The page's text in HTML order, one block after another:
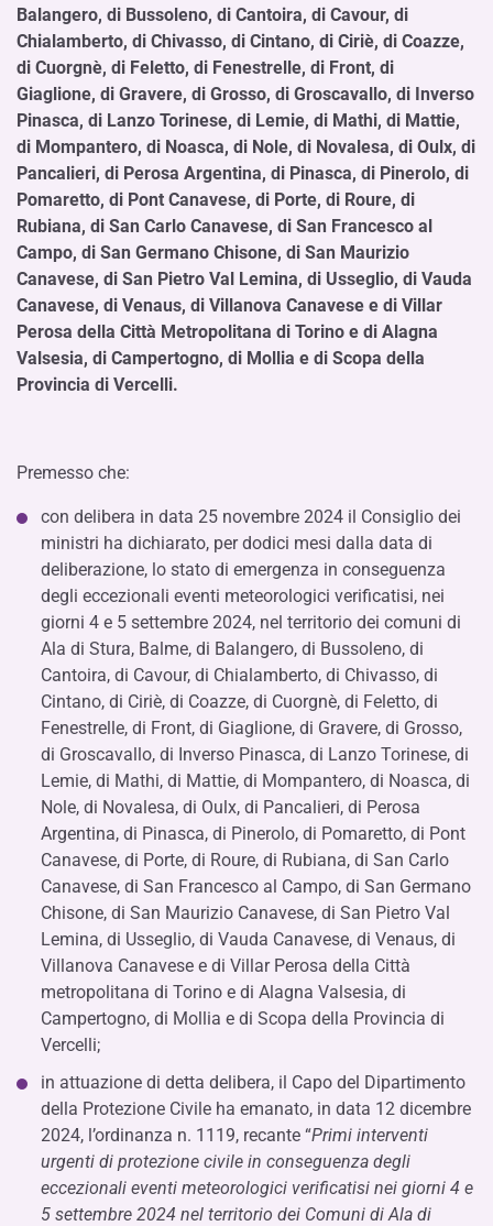
Balangero, di Bussoleno, di Cantoira, di Cavour, di
Chialamberto, di Chivasso, di Cintano, di Ciriè, di Coazze,
di Cuorgnè, di Feletto, di Fenestrelle, di Front, di
Giaglione, di Gravere, di Grosso, di Groscavallo, di Inverso
Pinasca, di Lanzo Torinese, di Lemie, di Mathi, di Mattie,
di Mompantero, di Noasca, di Nole, di Novalesa, di Oulx, di
Pancalieri, di Perosa Argentina, di Pinasca, di Pinerolo, di
Pomaretto, di Pont Canavese, di Porte, di Roure, di
Rubiana, di San Carlo Canavese, di San Francesco al
Campo, di San Germano Chisone, di San Maurizio
Canavese, di San Pietro Val Lemina, di Usseglio, di Vauda
Canavese, di Venaus, di Villanova Canavese e di Villar
Perosa della Città Metropolitana di Torino e di Alagna
Valsesia, di Campertogno, di Mollia e di Scopa della
Provincia di Vercelli.
Premesso che:
con delibera in data 25 novembre 2024 il Consiglio dei
ministri ha dichiarato, per dodici mesi dalla data di
deliberazione, lo stato di emergenza in conseguenza
degli eccezionali eventi meteorologici verificatisi, nei
giorni 4 e 5 settembre 2024, nel territorio dei comuni di
Ala di Stura, Balme, di Balangero, di Bussoleno, di
Cantoira, di Cavour, di Chialamberto, di Chivasso, di
Cintano, di Ciriè, di Coazze, di Cuorgnè, di Feletto, di
Fenestrelle, di Front, di Giaglione, di Gravere, di Grosso,
di Groscavallo, di Inverso Pinasca, di Lanzo Torinese, di
Lemie, di Mathi, di Mattie, di Mompantero, di Noasca, di
Nole, di Novalesa, di Oulx, di Pancalieri, di Perosa
Argentina, di Pinasca, di Pinerolo, di Pomaretto, di Pont
Canavese, di Porte, di Roure, di Rubiana, di San Carlo
Canavese, di San Francesco al Campo, di San Germano
Chisone, di San Maurizio Canavese, di San Pietro Val
Lemina, di Usseglio, di Vauda Canavese, di Venaus, di
Villanova Canavese e di Villar Perosa della Città
metropolitana di Torino e di Alagna Valsesia, di
Campertogno, di Mollia e di Scopa della Provincia di
Vercelli;
in attuazione di detta delibera, il Capo del Dipartimento
della Protezione Civile ha emanato, in data 12 dicembre
2024, l’ordinanza n. 1119, recante “Primi interventi
urgenti di protezione civile in conseguenza degli
eccezionali eventi meteorologici verificatisi nei giorni 4 e
5 settembre 2024 nel territorio dei Comuni di Ala di